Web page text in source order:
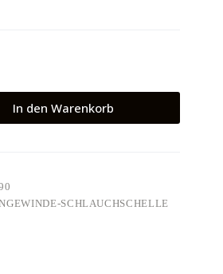
In den Warenkorb
SCHLAUCHSCHELLE